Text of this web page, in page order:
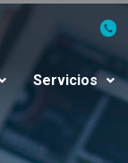
Servicios